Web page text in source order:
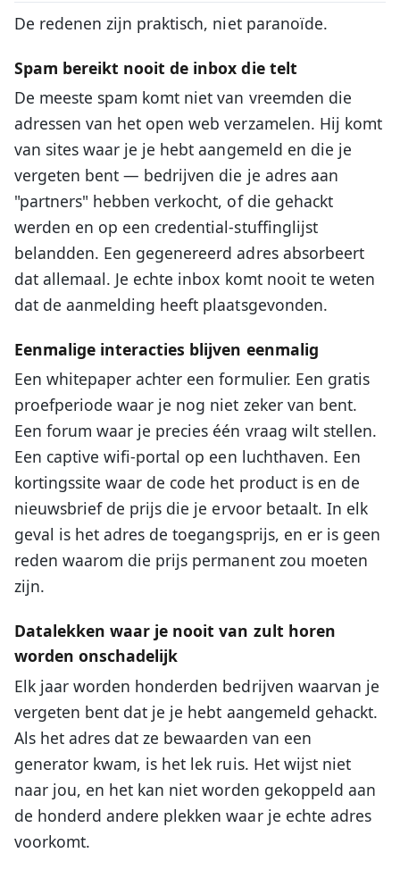
De redenen zijn praktisch, niet paranoïde.
Spam bereikt nooit de inbox die telt
De meeste spam komt niet van vreemden die
adressen van het open web verzamelen. Hij komt
van sites waar je je hebt aangemeld en die je
vergeten bent — bedrijven die je adres aan
"partners" hebben verkocht, of die gehackt
werden en op een credential-stuffinglijst
belandden. Een gegenereerd adres absorbeert
dat allemaal. Je echte inbox komt nooit te weten
dat de aanmelding heeft plaatsgevonden.
Eenmalige interacties blijven eenmalig
Een whitepaper achter een formulier. Een gratis
proefperiode waar je nog niet zeker van bent.
Een forum waar je precies één vraag wilt stellen.
Een captive wifi-portal op een luchthaven. Een
kortingssite waar de code het product is en de
nieuwsbrief de prijs die je ervoor betaalt. In elk
geval is het adres de toegangsprijs, en er is geen
reden waarom die prijs permanent zou moeten
zijn.
Datalekken waar je nooit van zult horen
worden onschadelijk
Elk jaar worden honderden bedrijven waarvan je
vergeten bent dat je je hebt aangemeld gehackt.
Als het adres dat ze bewaarden van een
generator kwam, is het lek ruis. Het wijst niet
naar jou, en het kan niet worden gekoppeld aan
de honderd andere plekken waar je echte adres
voorkomt.